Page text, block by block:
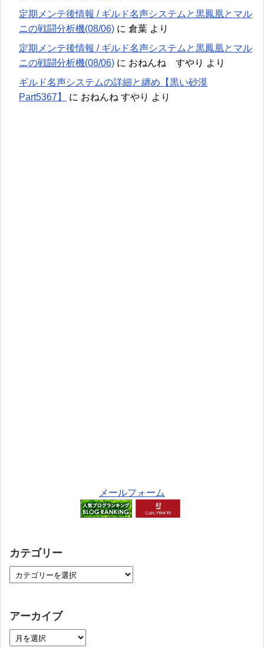
定期メンテ後情報 / ギルド名声システムと黒鳳凰とマル
ニの戦闘分析機(08/06) に 倉葉 より
定期メンテ後情報 / ギルド名声システムと黒鳳凰とマル
ニの戦闘分析機(08/06) に おねんね すやり より
ギルド名声システムの詳細と纏め【黒い砂漠
Part5367】
に おねんね すやり より
メールフォーム
カテゴリー
アーカイブ